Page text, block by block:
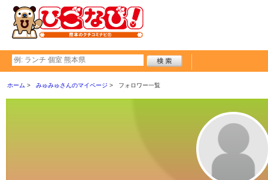
ホーム みゅみゅさんのマイページ フォロワー一覧